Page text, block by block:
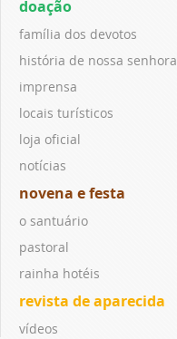
doação
família dos devotos
história de nossa senhora
imprensa
locais turísticos
loja oficial
notícias
novena e festa
o santuário
pastoral
rainha hotéis
revista de aparecida
vídeos